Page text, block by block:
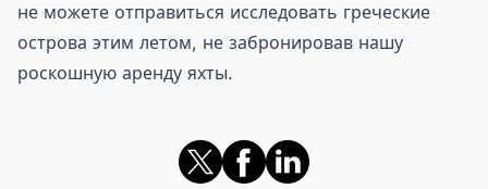
не можете отправиться исследовать греческие
острова этим летом, не забронировав нашу
роскошную аренду яхты.